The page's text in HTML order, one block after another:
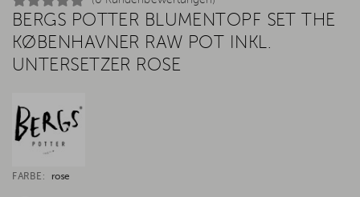
BERGS POTTER BLUMENTOPF SET THE
KØBENHAVNER RAW POT INKL.
UNTERSETZER ROSE
FARBE: rose